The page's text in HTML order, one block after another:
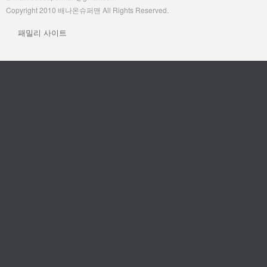
Copyright 2010 배나온슈퍼맨 All Rights Reserved.
패밀리 사이트